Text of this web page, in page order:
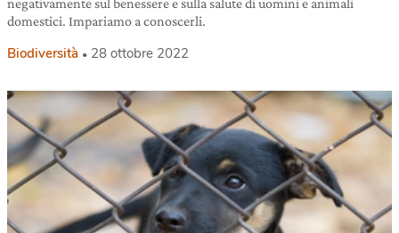
domestici. Impariamo a conoscerli.
Biodiversità 28 ottobre 2022